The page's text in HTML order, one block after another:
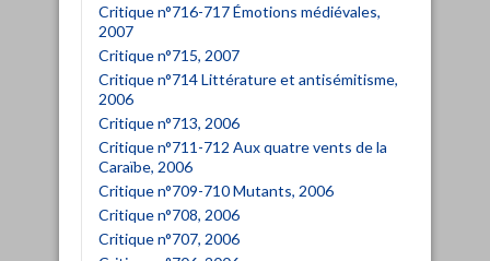
Critique n°716-717 Émotions médiévales,
2007
Critique n°715, 2007
Critique n°714 Littérature et antisémitisme,
2006
Critique n°713, 2006
Critique n°711-712 Aux quatre vents de la
Caraïbe, 2006
Critique n°709-710 Mutants, 2006
Critique n°708, 2006
Critique n°707, 2006